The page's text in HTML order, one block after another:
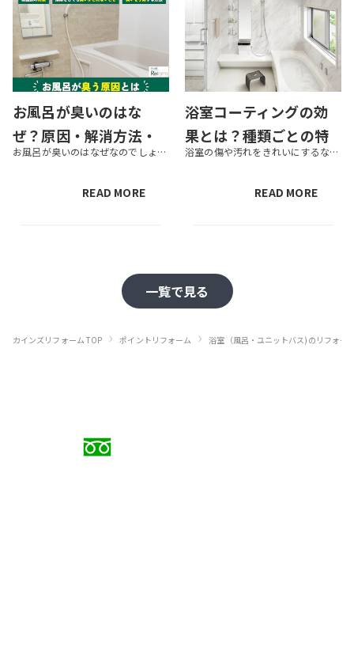
お風呂が臭いのはな
ぜ？原因・解消方法・
とれないときの対処法お風呂が臭いのはなぜなのでしょうか。掃除しても気になる臭いがとれず、お困りの方も多いでしょう。この記事では、お風呂が臭い原因や対策、掃除しても臭いがとれないときの対処法などを紹介します。気になる臭いにお悩みでしたら、ぜひ...
READ MORE
浴室コーティングの効
果とは？種類ごとの特
徴と費用相場も解説
浴室の傷や汚れをきれいにするなら、浴室コーティングがおすすめです。コーティングすれば、防汚れ・防カビ効果などで日々のお手入れも楽になります。コーティング剤には種類があるため、特徴を知って目的に合ったものを選びましょう。こ...
READ MORE
一覧で見る
カインズリフォーム TOP › ポイントリフォーム › 浴室（風呂・ユニットバス)のリフォー